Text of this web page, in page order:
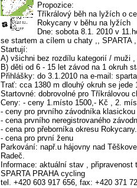
Propozice:
Tříkrálový běh na lyžích o
Rokycany v běhu na lyžích
Dne: sobota 8.1. 2010 v
se startem a cílem u chaty ,, SPARTA
Startují:
A) všichni bez rozdílu kategorií / muži
B) děti od 6 - 15 let závod na 1 okruh
Přihlášky: do 3.1.2010 na e-mail:
Trať: cca 1380 m dlouhý okruh se
Startovné: dobrovolné pro Tříkrálovou
Ceny: - ceny 1.místo 1500,- Kč , 2.
- ceny pro prvního závodníka
- cena prvního neregistrovaného
- cena pro přeborníka okresu Rokycany.
- cena pro první ženu
Parkování: např.u hájovny nad
Radeč.
Informace: aktuální stav ,
SPARTA PRAHA cycling
tel. +420 603 917 656, fax: +420 371